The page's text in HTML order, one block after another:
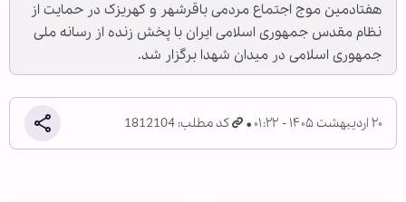
هفتادمین موج اجتماع مردمی باقرشهر و کهریزک در حمایت از
نظام مقدس جمهوری اسلامی ایران با پخش زنده از رسانه ملی
جمهوری اسلامی در میدان شهدا برگزار شد.
۲۰ اردیبهشت ۱۴۰۵ - ۰۱:۲۲ کد مطلب: 1812104